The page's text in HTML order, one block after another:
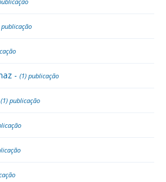
publicação
- (1) publicação
(1) publicação